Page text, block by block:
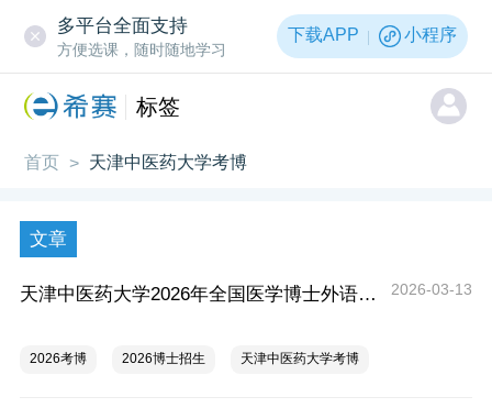
多平台全面支持
方便选课，随时随地学习
下载APP 小程序
标签
首页 > 天津中医药大学考博
文章
天津中医药大学2026年全国医学博士外语考试考生提示 2026-03-13
2026考博 2026博士招生 天津中医药大学考博